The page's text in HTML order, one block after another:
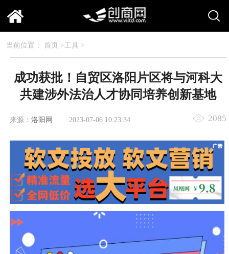
当前位置： 首页 >工具 >
成功获批！自贸区洛阳片区将与河科大
共建涉外法治人才协同培养创新基地
来源： 洛阳网 2023-07-06 10:23:34 2085